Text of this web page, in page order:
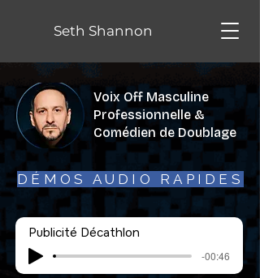
Seth Shannon
Voix Off Masculine
Professionnelle &
Comédien de Doublage
DÉMOS AUDIO RAPIDES
Publicité Décathlon
-00:46